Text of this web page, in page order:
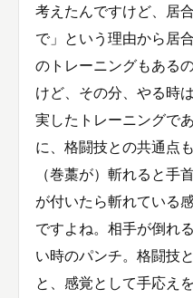
考えたんですけど、居
で」という理由から居
のトレーニングもある
けど、その分、やる時
実したトレーニングで
に、格闘技との共通点
（巻藁が）斬れると手
が付いたら斬れている
ですよね。相手が倒れ
い時のパンチ。格闘技
と、感覚として手応え